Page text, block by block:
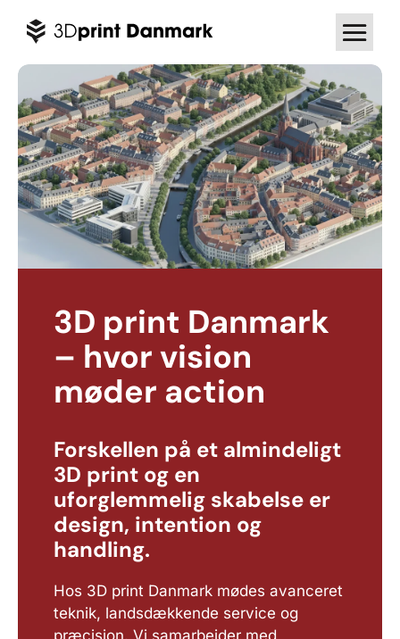
3D print Danmark
– hvor vision
møder action
Forskellen på et almindeligt
3D print og en
uforglemmelig skabelse er
design, intention og
handling.
Hos 3D print Danmark mødes avanceret
teknik, landsdækkende service og
præcision. Vi samarbejder med